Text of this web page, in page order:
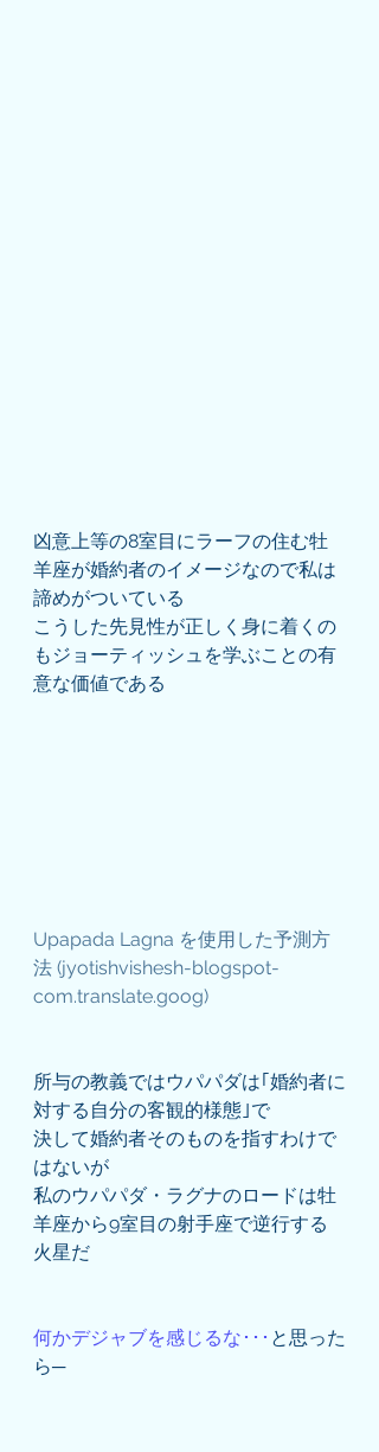
凶意上等の8室目にラーフの住む牡
羊座が婚約者のイメージなので私は
諦めがついている
こうした先見性が正しく身に着くの
もジョーティッシュを学ぶことの有
意な価値である
Upapada Lagna を使用した予測方
法 (jyotishvishesh-blogspot-
com.translate.goog)
所与の教義ではウパパダは｢婚約者に
対する自分の客観的様態｣で
決して婚約者そのものを指すわけで
はないが
私のウパパダ・ラグナのロードは牡
羊座から9室目の射手座で逆行する
火星だ
何かデジャブを感じるな･･･ と思った
ら─